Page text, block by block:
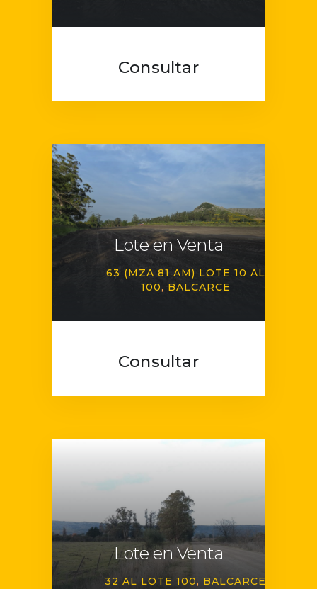
Consultar
Lote en Venta
63 (MZA 81 AM) LOTE 10 AL
100
BALCARCE
Consultar
Lote en Venta
32 AL LOTE 100 BALCARCE